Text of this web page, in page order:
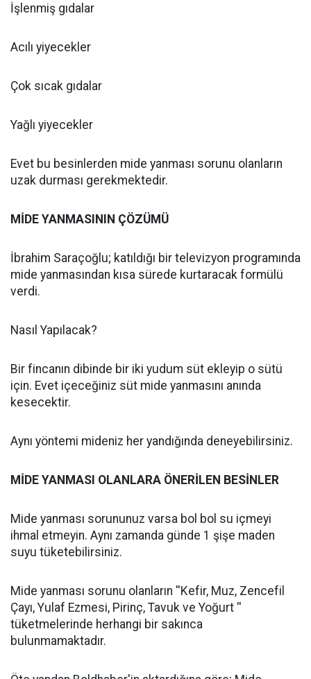
İşlenmiş gıdalar
Acılı yiyecekler
Çok sıcak gıdalar
Yağlı yiyecekler
Evet bu besinlerden mide yanması sorunu olanların
uzak durması gerekmektedir.
MİDE YANMASININ ÇÖZÜMÜ
İbrahim Saraçoğlu; katıldığı bir televizyon programında
mide yanmasından kısa sürede kurtaracak formülü
verdi.
Nasıl Yapılacak?
Bir fincanın dibinde bir iki yudum süt ekleyip o sütü
için. Evet içeceğiniz süt mide yanmasını anında
kesecektir.
Aynı yöntemi mideniz her yandığında deneyebilirsiniz.
MİDE YANMASI OLANLARA ÖNERİLEN BESİNLER
Mide yanması sorununuz varsa bol bol su içmeyi
ihmal etmeyin. Aynı zamanda günde 1 şişe maden
suyu tüketebilirsiniz.
Mide yanması sorunu olanların ''Kefir, Muz, Zencefil
Çayı, Yulaf Ezmesi, Pirinç, Tavuk ve Yoğurt ''
tüketmelerinde herhangi bir sakınca
bulunmamaktadır.